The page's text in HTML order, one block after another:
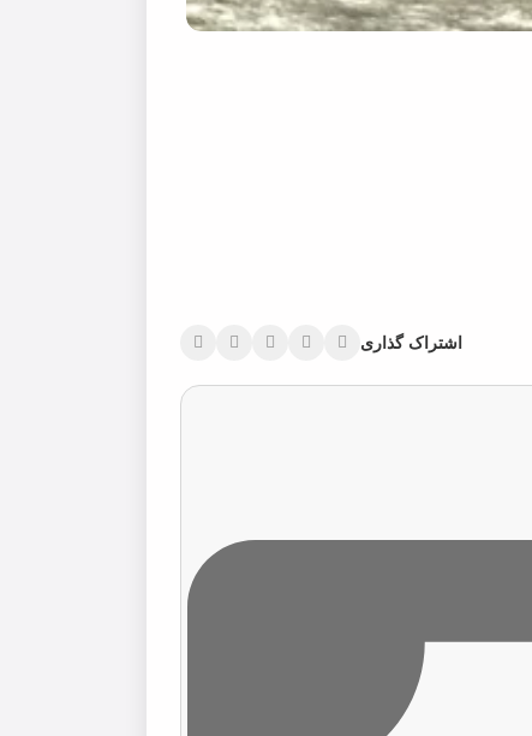
اشتراک گذاری